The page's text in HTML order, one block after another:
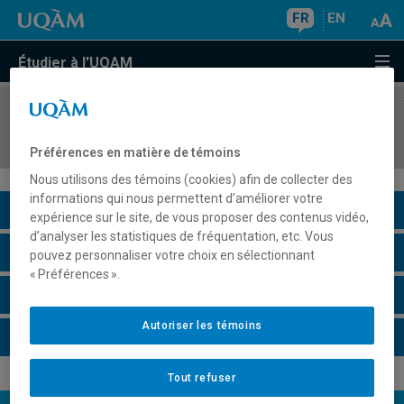
FR EN
Étudier à l'UQAM
COURS//
Description du cours
Horaire - Été 2026
Préférences en matière de témoins
Nous utilisons des témoins (cookies) afin de collecter des
informations qui nous permettent d’améliorer votre
expérience sur le site, de vous proposer des contenus vidéo,
d’analyser les statistiques de fréquentation, etc. Vous
pouvez personnaliser votre choix en sélectionnant
« Préférences ».
Tout refuser
Autoriser les témoins